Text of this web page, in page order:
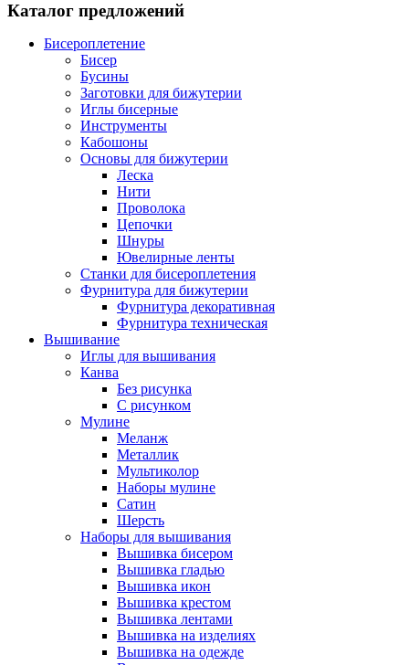
Каталог предложений
Бисероплетение
Бисер
Бусины
Заготовки для бижутерии
Иглы бисерные
Инструменты
Кабошоны
Основы для бижутерии
Леска
Нити
Проволока
Цепочки
Шнуры
Ювелирные ленты
Станки для бисероплетения
Фурнитура для бижутерии
Фурнитура декоративная
Фурнитура техническая
Вышивание
Иглы для вышивания
Канва
Без рисунка
С рисунком
Мулине
Меланж
Металлик
Мультиколор
Наборы мулине
Сатин
Шерсть
Наборы для вышивания
Вышивка бисером
Вышивка гладью
Вышивка икон
Вышивка крестом
Вышивка лентами
Вышивка на изделиях
Вышивка на одежде